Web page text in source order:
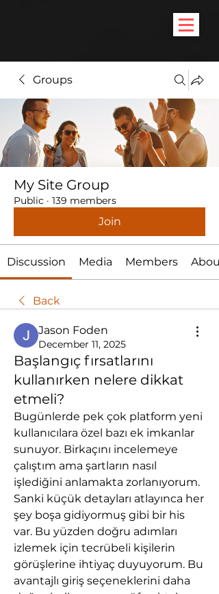
Groups
My Site Group
Public · 139 members
Join
Discussion Media Members About
Back
Jason Foden
December 11, 2025
Başlangıç fırsatlarını
kullanırken nelere dikkat
etmeli?
Bugünlerde pek çok platform yeni
kullanıcılara özel bazı ek imkanlar
sunuyor. Birkaçını incelemeye
çalıştım ama şartların nasıl
işlediğini anlamakta zorlanıyorum.
Sanki küçük detayları atlayınca her
şey boşa gidiyormuş gibi bir his
var. Bu yüzden doğru adımları
izlemek için tecrübeli kişilerin
görüşlerine ihtiyaç duyuyorum. Bu
avantajlı giriş seçeneklerini daha